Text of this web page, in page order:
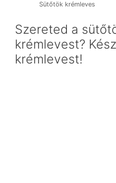
Sütőtök krémleves
Szereted a
krémlevest?
krémlevest!